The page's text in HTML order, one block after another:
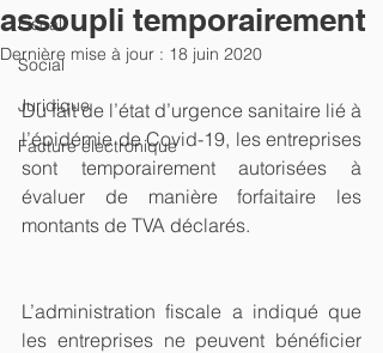
Fiscal
Social
Juridique
Facture électronique
assoupli temporairement
Dernière mise à jour : 18 juin 2020
Du fait de l’état d’urgence sanitaire lié à
l’épidémie de Covid-19, les entreprises
sont temporairement autorisées à
évaluer de manière forfaitaire les
montants de TVA déclarés.
L’administration fiscale a indiqué que
les entreprises ne peuvent bénéficier